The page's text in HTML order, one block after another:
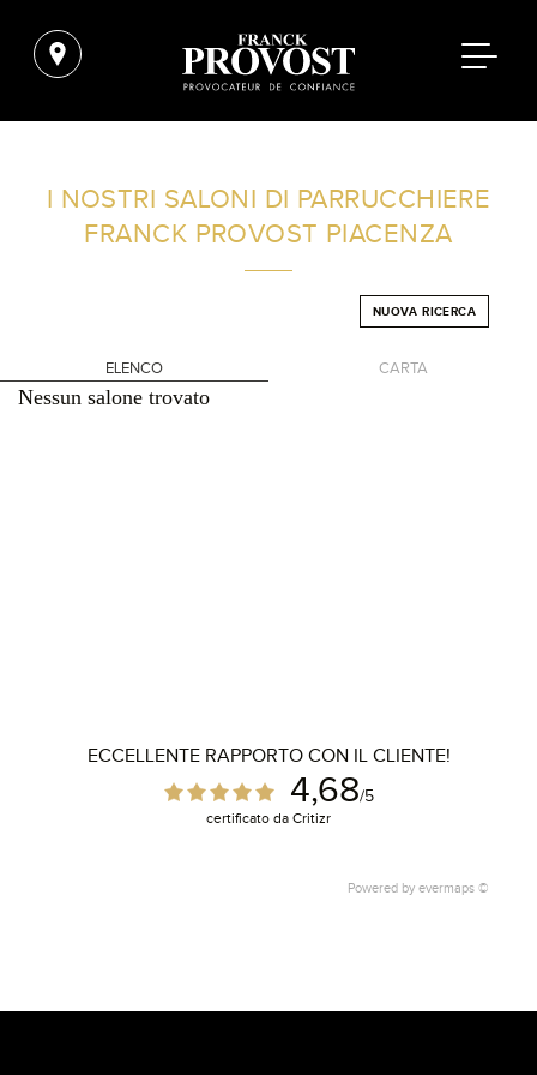
FILTRI AVANZATI
I NOSTRI SALONI DI PARRUCCHIERE
FRANCK PROVOST PIACENZA
NUOVA RICERCA
ELENCO CARTA
Nessun salone trovato
ECCELLENTE RAPPORTO CON IL CLIENTE!
4,68/5
certificato da Critizr
Powered by evermaps ©